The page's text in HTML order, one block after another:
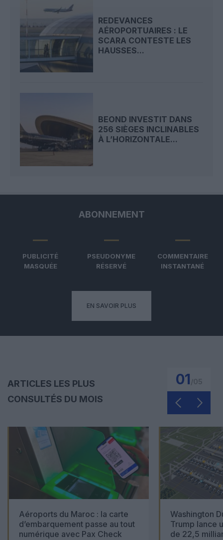
REDEVANCES
AÉROPORTUAIRES : LE
SCARA CONTESTE LES
HAUSSES...
BEOND INVESTIT DANS
256 SIÈGES INCLINABLES
À L’HORIZONTALE...
ABONNEMENT
PUBLICITÉ
MASQUÉE
PSEUDONYME
RÉSERVÉ
COMMENTAIRE
INSTANTANÉ
EN SAVOIR PLUS
ARTICLES LES PLUS
CONSULTÉS DU MOIS
01
Aéroports du Maroc : la carte
d’embarquement passe au tout
numérique avec Pax Check
Washington
Trump lance
de 22,5